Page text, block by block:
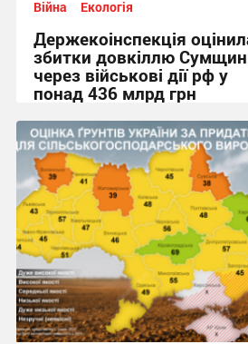
Війна Екологія
Держекоінспекція
збитки довкіллю
через військові дії рф у
понад 436 млрд грн
20:50, 23.07.2026